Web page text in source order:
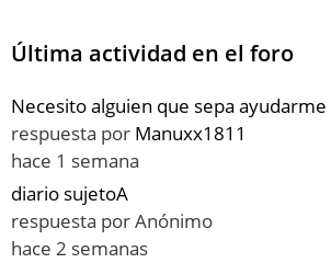
Última actividad en el foro
Necesito alguien que sepa ayudarme
respuesta por Manuxx1811
hace 1 semana
diario sujetoA
respuesta porAnónimo
hace 2 semanas